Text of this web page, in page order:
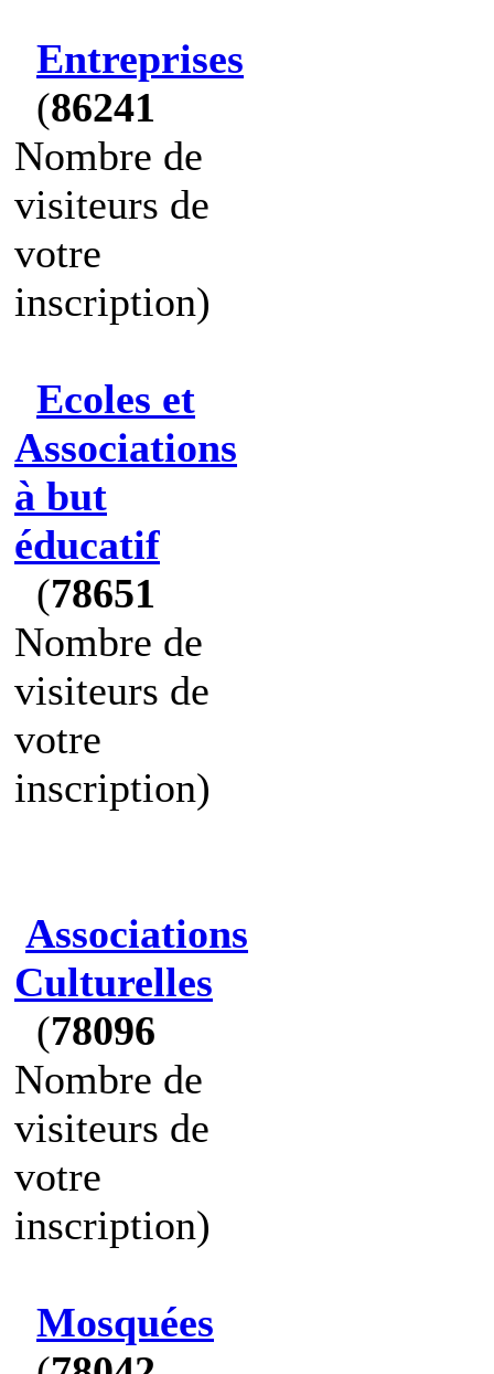
Entreprises
(86241
Nombre de
visiteurs de
votre
inscription)
Ecoles et
Associations
à but
éducatif
(78651
Nombre de
visiteurs de
votre
inscription)
Associations
Culturelles
(78096
Nombre de
visiteurs de
votre
inscription)
Mosquées